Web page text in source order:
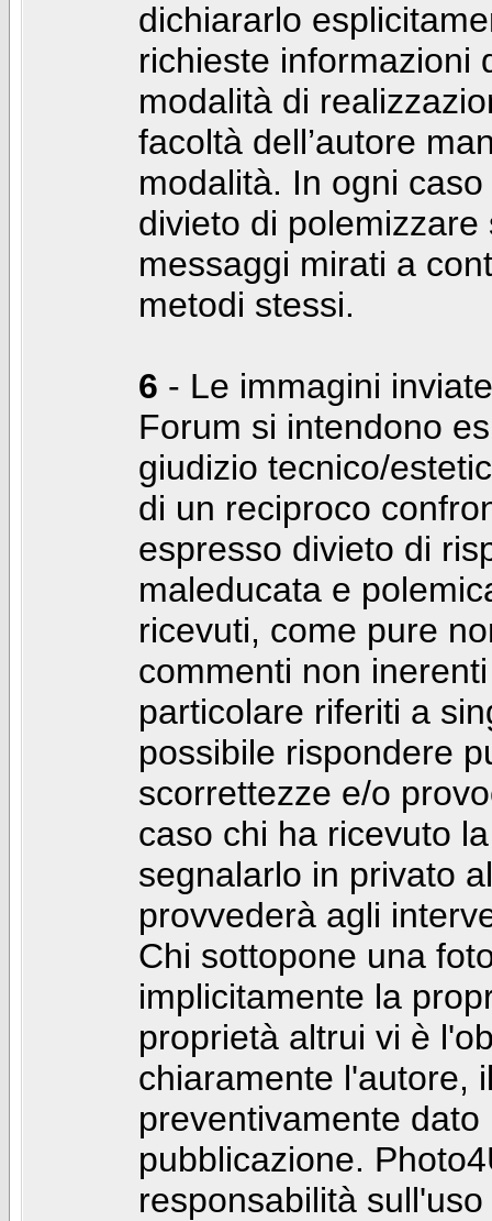
dichiararlo
richieste informazioni
modalità di
facoltà dell’autore
modalità. In ogni
divieto di
messaggi mirati a
metodi stessi.
6 - Le immagini
Forum si intendono
giudizio tecnico/
di un reciproco
espresso divieto di
maleducata e
ricevuti, come pure
commenti non
particolare riferiti a
possibile rispondere
scorrettezze e/o
caso chi ha ricevuto
segnalarlo in privato
provvederà agli
Chi sottopone una
implicitamente la
proprietà altrui vi è
chiaramente l'autore,
preventivamente
pubblicazione.
responsabilità